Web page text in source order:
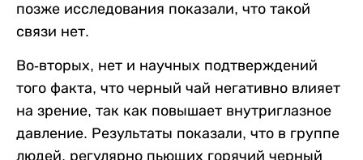
позже исследования показали, что такой
связи нет.
Во-вторых, нет и научных подтверждений
того факта, что черный чай негативно влияет
на зрение, так как повышает внутриглазное
давление. Результаты показали, что в группе
людей, регулярно пьющих горячий черный